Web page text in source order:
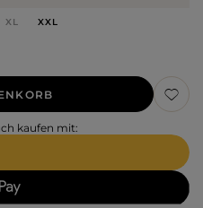
XL
XXL
kaufen mit: